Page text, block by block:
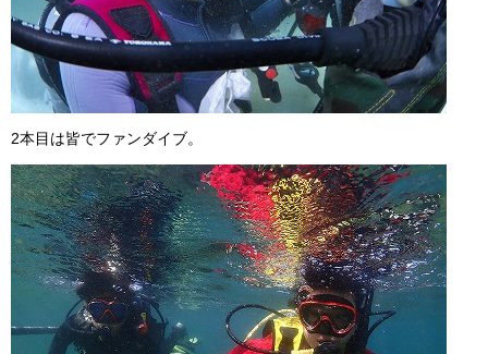
2本目は皆でファンダイブ。